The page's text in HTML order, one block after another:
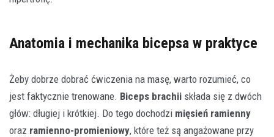
Anatomia i mechanika bicepsa w praktyce
Żeby dobrze dobrać ćwiczenia na masę, warto rozumieć, co
jest faktycznie trenowane. Biceps brachii składa się z dwóch
głów: długiej i krótkiej. Do tego dochodzi mięsień ramienny
oraz ramienno-promieniowy, które też są angażowane przy